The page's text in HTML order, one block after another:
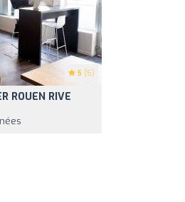
5 (5)
ROUEN RIVE